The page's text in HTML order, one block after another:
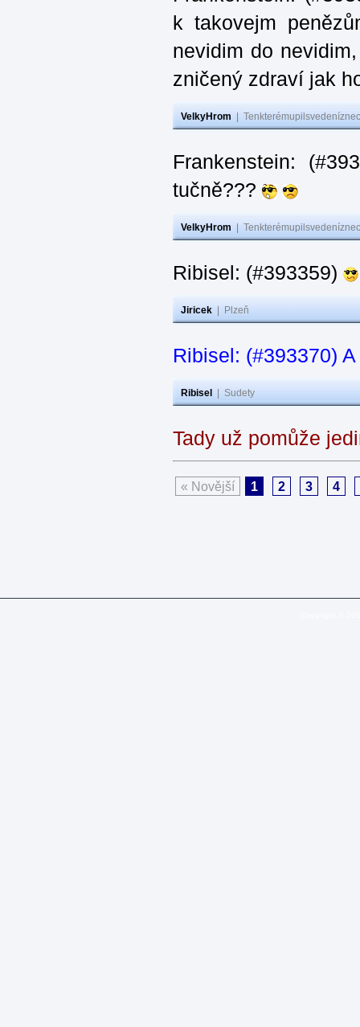
k takovejm
nevidim do
zničený zdraví jak
VelkyHrom
Frankenstein:
tučně???
VelkyHrom
Ribisel: (#393359)
Jiricek Plzeň
Ribisel: (#393370)
Ribisel Sudety
Tady už pomůže
« Novější 1 2 3 4